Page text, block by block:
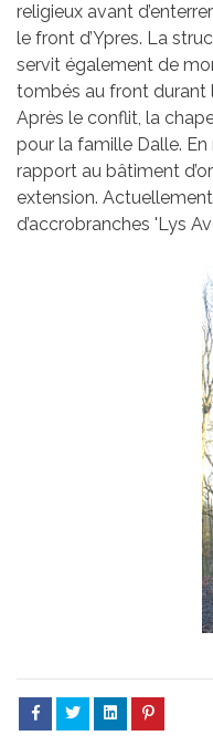
religieux avant
le front d’Ypres. La
servit également de
tombés au front durant
Après le conflit, la
pour la famille Dalle.
rapport au bâtiment
extension.
d’accrobranches 'Lys